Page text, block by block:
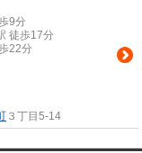
9分
徒歩17分
22分
３丁目5-14